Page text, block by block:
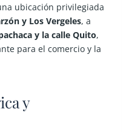
ubicación privilegiada
y Los Vergeles, a
y la calle Quito,
para el comercio y la
y